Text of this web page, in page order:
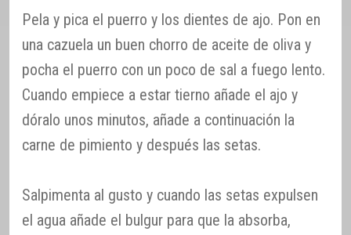
Pela y pica el puerro y los dientes de ajo. Pon en
una cazuela un buen chorro de aceite de oliva y
pocha el puerro con un poco de sal a fuego lento.
Cuando empiece a estar tierno añade el ajo y
dóralo unos minutos, añade a continuación la
carne de pimiento y después las setas.
Salpimenta al gusto y cuando las setas expulsen
el agua añade el bulgur para que la absorba,